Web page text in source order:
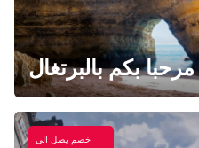
مرحبا بكم بالبرتغال
خصم يصل الي